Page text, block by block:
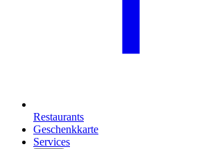
Restaurants
Geschenkkarte
Services